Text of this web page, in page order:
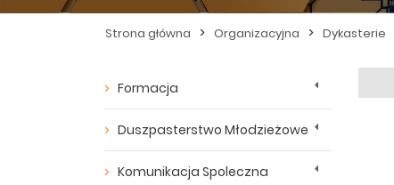
Strona główna > Organizacyjna > Dykasterie
Formacja
Duszpasterstwo Młodzieżowe
Komunikacja Spoleczna